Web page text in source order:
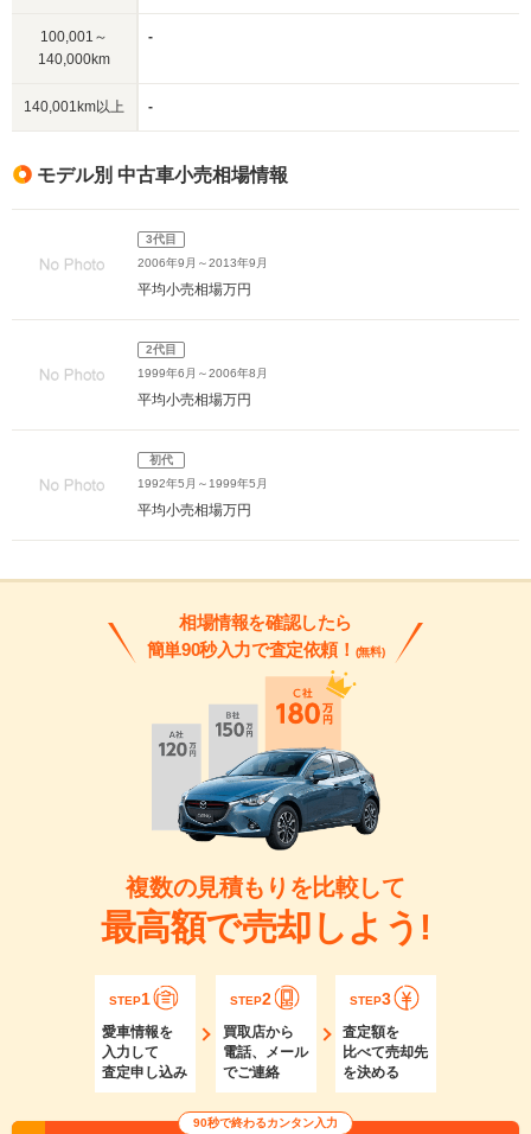
100,001～
140,000km
-
140,001km以上 -
モデル別 中古車小売相場情報
3代目
2006年9月～2013年9月
平均小売相場万円
2代目
1999年6月～2006年8月
平均小売相場万円
初代
1992年5月～1999年5月
平均小売相場万円
相場情報を確認したら
簡単90秒入力で査定依頼！ (無料)
複数の見積もりを比較して
最高額で売却しよう!
STEP1
愛車情報を
入力して
査定申し込み
STEP2
買取店から
電話、メール
でご連絡
STEP3
査定額を
比べて売却先
を決める
90秒で終わるカンタン入力